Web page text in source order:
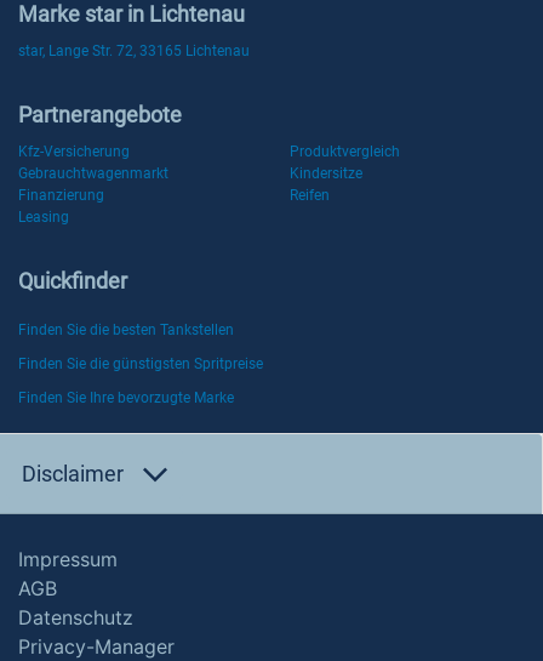
Marke star in Lichtenau
star, Lange Str. 72, 33165 Lichtenau
Partnerangebote
Kfz-Versicherung
Produktvergleich
Gebrauchtwagenmarkt
Kindersitze
Finanzierung
Reifen
Leasing
Quickfinder
Finden Sie die besten Tankstellen
Finden Sie die günstigsten Spritpreise
Finden Sie Ihre bevorzugte Marke
Disclaimer
Impressum
AGB
Datenschutz
Privacy-Manager